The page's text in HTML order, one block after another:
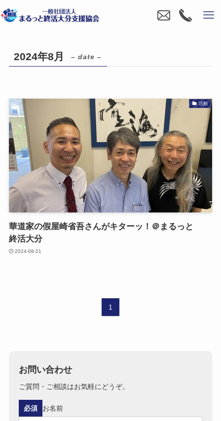
2024年8月 – date –
活動
華道家の​假屋崎省吾さんが​キターッ！​＠まるっと​
終活大分
2024-08-21
1
お問い合わせ
ご質問・ご相談はお気軽にどうぞ。
お名前
必須